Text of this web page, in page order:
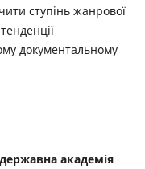
ступінь жанрової
документальному
академія